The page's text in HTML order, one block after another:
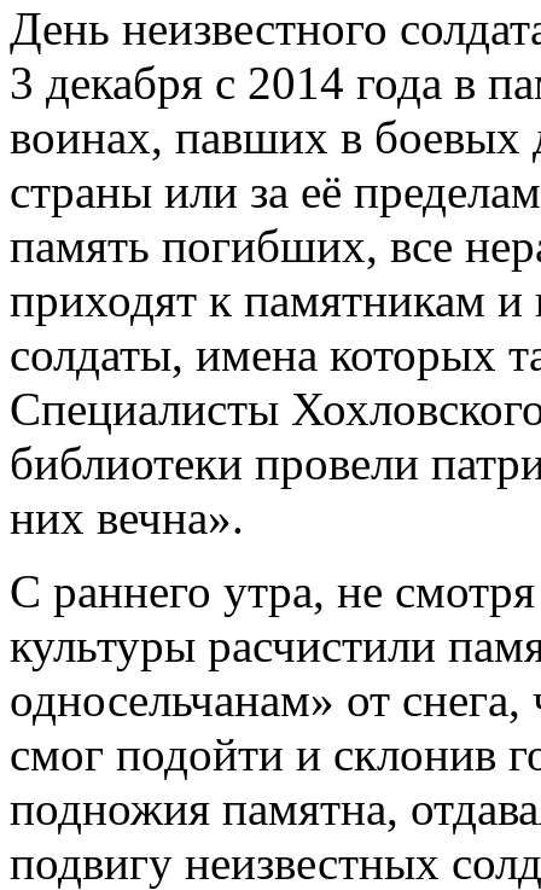
День неизвестного
3 декабря с 2014 года в
воинах, павших в боевых
страны или за её
память погибших, все
приходят к памятникам и
солдаты, имена которых
Специалисты
библиотеки провели
них вечна».
С раннего утра, не
культуры расчистили
односельчанам» от
смог подойти и склонив
подножия памятна,
подвигу неизвестных